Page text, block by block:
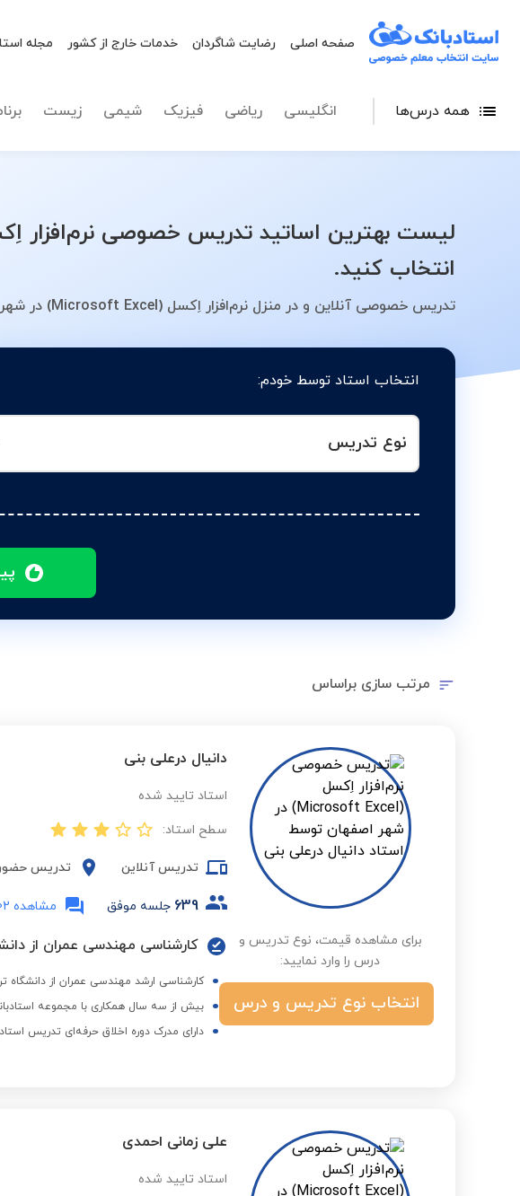
صفحه اصلی رضایت شاگردان خدمات خارج از کشور مجله
همه درس‌ها انگلیسی ریاضی فیزیک شیمی زیست
انتخاب کنید.
تدریس خصوصی آنلاین و در منزل نرم‌افزار اِکسل (Microsoft Excel) در شهر اصفهان - کلاس، معلم، دبیر، مدرس
انتخاب استاد توسط خودم:
نوع تدریس
نوع تدریس
مرتب سازی براساس
برای مشاهده قیمت، نوع تدریس و
درس را وارد نمایید:
انتخاب نوع تدریس و درس
دانیال درعلی بنی
استاد تایید شده
سطح استاد:
تدریس آنلاین تدریس
639 جلسه موفق مشاهده 102 دیدگاه
کارشناسی ارشد مهندسی عمران از دانشگاه
بیش از سه سال همکاری با مجموعه
دارای مدرک دوره اخلاق حرفه‌ای تدریس
علی زمانی احمدی
استاد تایید شده